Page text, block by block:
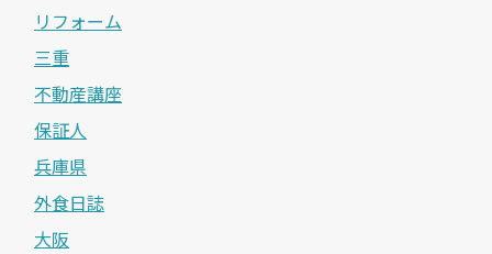
リフォーム
三重
不動産講座
保証人
兵庫県
外食日誌
大阪